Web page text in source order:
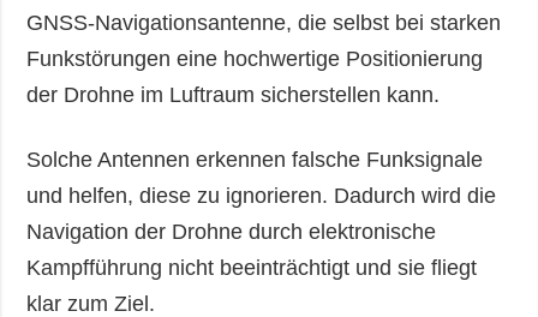
GNSS-Navigationsantenne, die selbst bei starken
Funkstörungen eine hochwertige Positionierung
der Drohne im Luftraum sicherstellen kann.
Solche Antennen erkennen falsche Funksignale
und helfen, diese zu ignorieren. Dadurch wird die
Navigation der Drohne durch elektronische
Kampfführung nicht beeinträchtigt und sie fliegt
klar zum Ziel.